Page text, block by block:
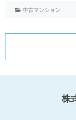
中古マンション
株